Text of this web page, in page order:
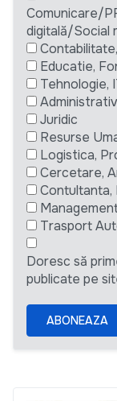
Comunicare/
digitală/Social
Educatie,
Tehnologie,
Juridic
Resurse
Logistica,
Cercetare,
Contultanta,
Trasport
Doresc să
publicate pe
ABONEAZA